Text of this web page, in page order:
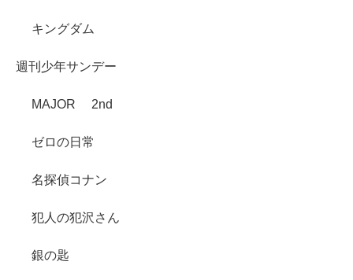
キングダム
週刊少年サンデー
MAJOR 2nd
ゼロの日常
名探偵コナン
犯人の犯沢さん
銀の匙